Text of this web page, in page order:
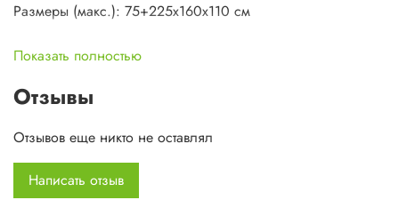
Размеры (макс.): 75+225х160х110 см
Размеры в сложенном виде: 50x16 см
Материал: внешний тент 210T Polyester Ripstop 5000 mm с
внутренний тент 210T Polyester Ripstop
пол 150D нейлон Oxford с PU покрытием 10.000 mm
Показать полностью
Отзывы
Отзывов еще никто не оставлял
Написать отзыв